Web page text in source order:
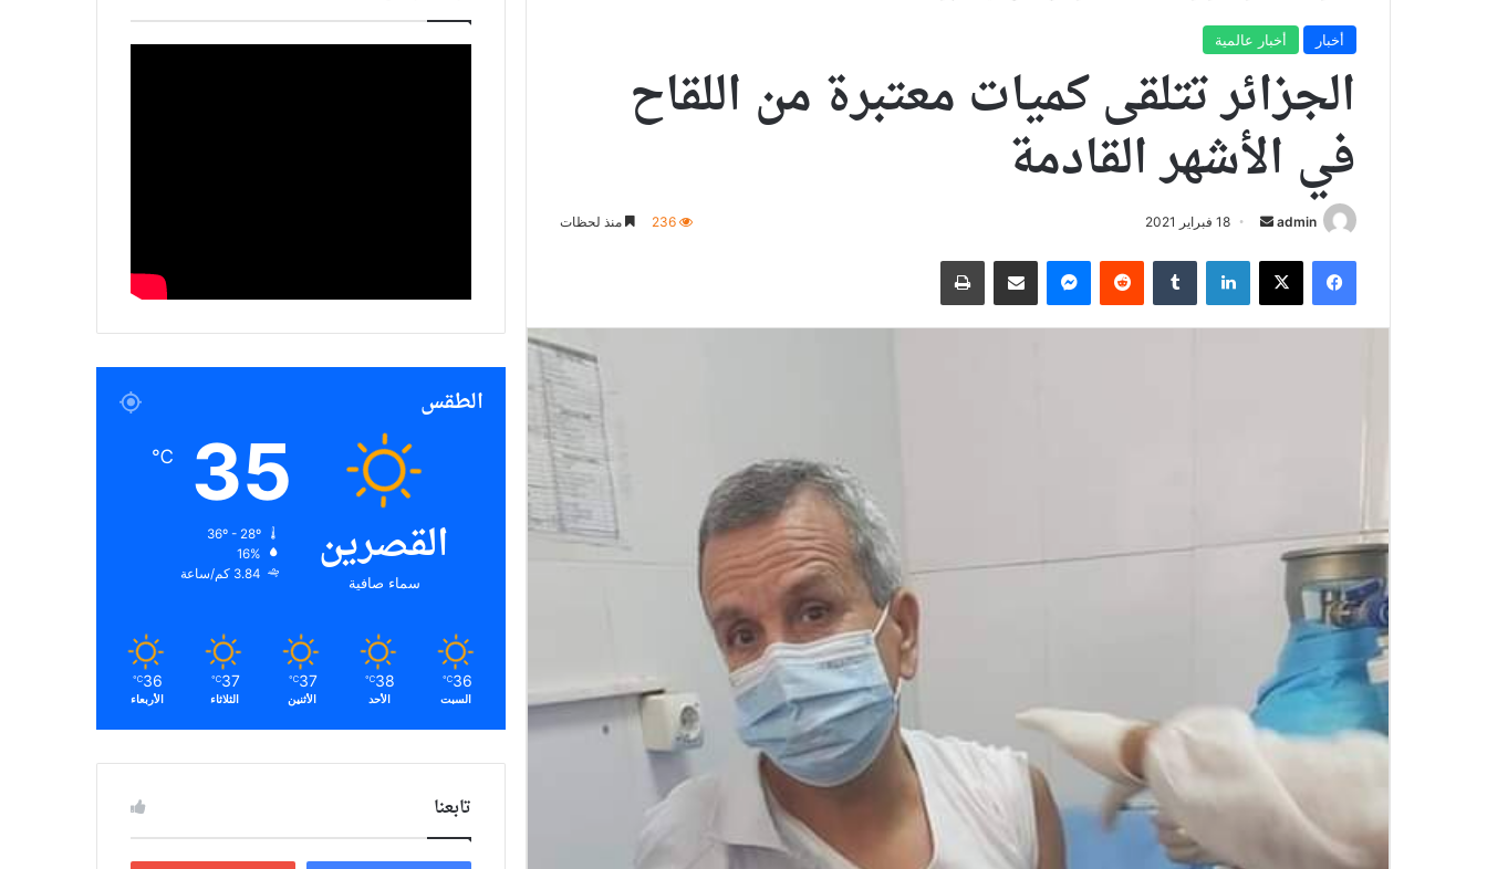
أخبار أخبار عالمية
الجزائر تتلقى كميات معتبرة من اللقاح
في الأشهر القادمة
admin
أرسل
إلكترونيا
18 فبراير 2021 236 منذ لحظات
فيسبوك X لينكدإن ماسنجر نشر بالبريد الالكترونيطباعة
الطقس
القصرين
سماء صافية
35
℃
16%
3.84 كم/ساعة
36
℃
السبت
38
℃
الأحد
37
℃
الأثنين
37
℃
الثلاثاء
36
℃
الأربعاء
تابعنا